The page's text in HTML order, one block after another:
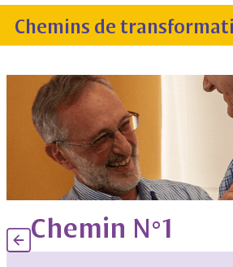
Chemins de
Chemin N°1